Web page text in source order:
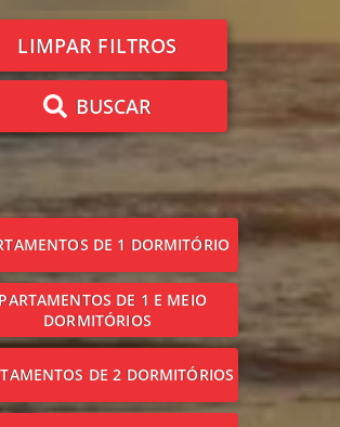
LIMPAR FILTROS
BUSCAR
DE 1 DORMITÓRIO
DE 1 E MEIO
DORMITÓRIOS
DE 2 DORMITÓRIOS